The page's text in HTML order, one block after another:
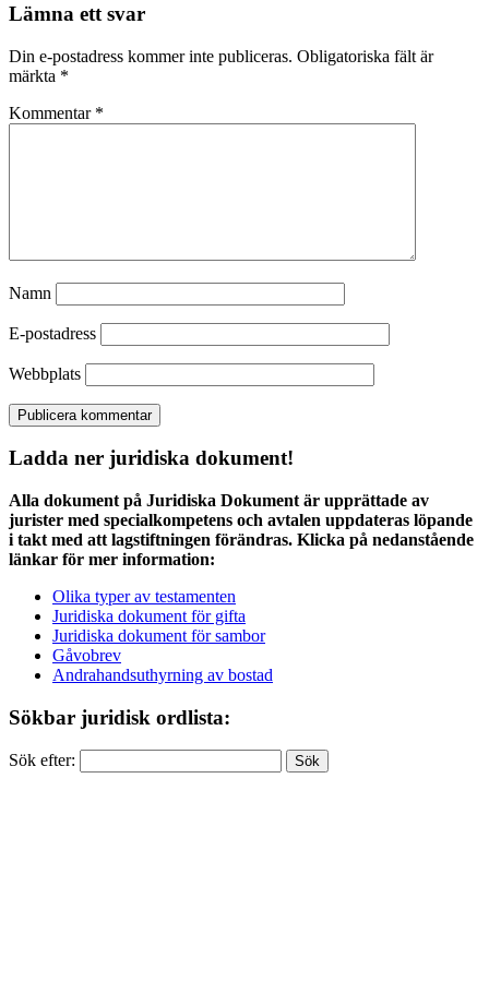
Lämna ett svar
Din e-postadress kommer inte publiceras. Obligatoriska fält är
märkta *
Kommentar *
Namn
E-postadress
Webbplats
Ladda ner juridiska dokument!
Alla dokument på Juridiska Dokument är upprättade av
jurister med specialkompetens och avtalen uppdateras löpande
i takt med att lagstiftningen förändras. Klicka på nedanstående
länkar för mer information:
Olika typer av testamenten
Juridiska dokument för gifta
Juridiska dokument för sambor
Gåvobrev
Andrahandsuthyrning av bostad
Sökbar juridisk ordlista:
Sök efter: